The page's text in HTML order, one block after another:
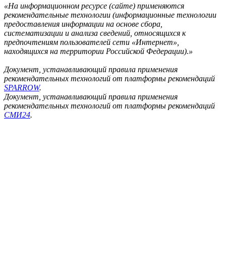
«На информационном ресурсе (сайте) применяются
рекомендательные технологии (информационные технологии
предоставления информации на основе сбора,
систематизации и анализа сведений, относящихся к
предпочтениям пользователей сети «Интернет»,
находящихся на территории Российской Федерации).»
Документ, устанавливающий правила применения
рекомендательных технологий от платформы рекомендаций
SPARROW.
Документ, устанавливающий правила применения
рекомендательных технологий от платформы рекомендаций
СМИ24.